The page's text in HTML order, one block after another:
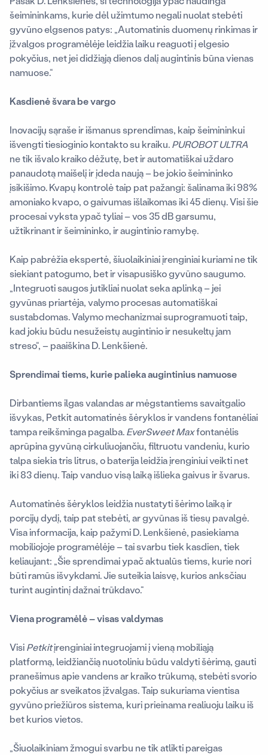
šeimininkams, kurie dėl užimtumo negali nuolat stebėti
gyvūno elgsenos patys: „Automatinis duomenų rinkimas ir
įžvalgos programėlėje leidžia laiku reaguoti į elgesio
pokyčius, net jei didžiąją dienos dalį augintinis būna vienas
namuose.“
Kasdienė švara be vargo
Inovacijų sąraše ir išmanus sprendimas, kaip šeimininkui
išvengti tiesioginio kontakto su kraiku.PUROBOT ULTRA
ne tik išvalo kraiko dėžutę, bet ir automatiškai uždaro
panaudotą maišelį ir įdeda naują – be jokio šeimininko
įsikišimo. Kvapų kontrolė taip pat pažangi: šalinama iki 98%
amoniako kvapo, o gaivumas išlaikomas iki 45 dienų. Visi šie
procesai vyksta ypač tyliai – vos 35 dB garsumu,
užtikrinant ir šeimininko, ir augintinio ramybę.
Kaip pabrėžia ekspertė, šiuolaikiniai įrenginiai kuriami ne tik
siekiant patogumo, bet ir visapusiško gyvūno saugumo.
„Integruoti saugos jutikliai nuolat seka aplinką – jei
gyvūnas priartėja, valymo procesas automatiškai
sustabdomas. Valymo mechanizmai suprogramuoti taip,
kad jokiu būdu nesužeistų augintinio ir nesukeltų jam
streso“, – paaiškina D. Lenkšienė.
Sprendimai tiems, kurie palieka augintinius namuose
Dirbantiems ilgas valandas ar mėgstantiems savaitgalio
išvykas, Petkit automatinės šėryklos ir vandens fontanėliai
tampa reikšminga pagalba.EverSweet Maxfontanėlis
aprūpina gyvūną cirkuliuojančiu, filtruotu vandeniu, kurio
talpa siekia tris litrus, o baterija leidžia įrenginiui veikti net
iki 83 dienų. Taip vanduo visą laiką išlieka gaivus ir švarus.
Automatinės šėryklos leidžia nustatyti šėrimo laiką ir
porcijų dydį, taip pat stebėti, ar gyvūnas iš tiesų pavalgė.
Visa informacija, kaip pažymi D. Lenkšienė, pasiekiama
mobiliojoje programėlėje – tai svarbu tiek kasdien, tiek
keliaujant: „Šie sprendimai ypač aktualūs tiems, kurie nori
būti ramūs išvykdami. Jie suteikia laisvę, kurios anksčiau
turint augintinį dažnai trūkdavo.“
Viena programėlė – visas valdymas
VisiPetkitįrenginiai integruojami į vieną mobiliąją
platformą, leidžiančią nuotoliniu būdu valdyti šėrimą, gauti
pranešimus apie vandens ar kraiko trūkumą, stebėti svorio
pokyčius ar sveikatos įžvalgas. Taip sukuriama vientisa
gyvūno priežiūros sistema, kuri prieinama realiuoju laiku iš
bet kurios vietos.
„Šiuolaikiniam žmogui svarbu ne tik atlikti pareigas